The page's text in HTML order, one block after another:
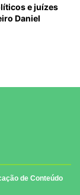
e juízes
Daniel
de Conteúdo